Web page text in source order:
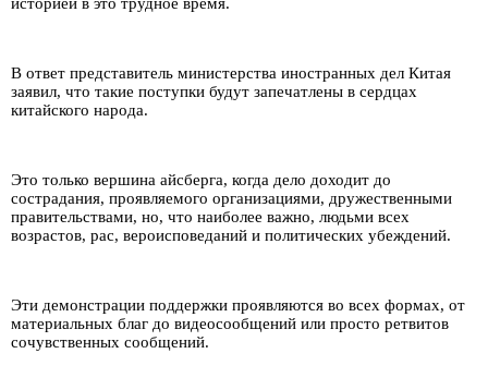
В ответ представитель министерства иностранных дел Китая
заявил, что такие поступки будут запечатлены в сердцах
китайского народа.
Это только вершина айсберга, когда дело доходит до
сострадания, проявляемого организациями, дружественными
правительствами, но, что наиболее важно, людьми всех
возрастов, рас, вероисповеданий и политических убеждений.
Эти демонстрации поддержки проявляются во всех формах, от
материальных благ до видеосообщений или просто ретвитов
сочувственных сообщений.